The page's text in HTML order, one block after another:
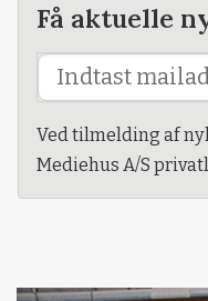
Få aktuelle
Ved tilmelding af
Mediehus A/S